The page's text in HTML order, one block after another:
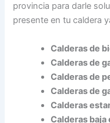
provincia para darle
presente en tu caldera
Calderas de
Calderas de
Calderas de
Calderas de
Calderas
Calderas baja